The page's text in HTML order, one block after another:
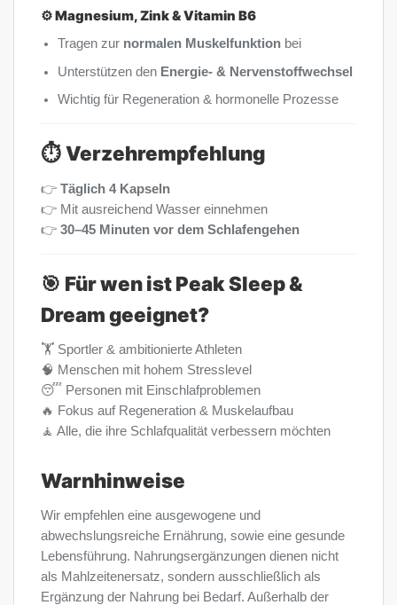
⚙️Magnesium, Zink & Vitamin B6
Tragen zur normalen Muskelfunktion bei
Unterstützen den Energie- & Nervenstoffwechsel
Wichtig für Regeneration & hormonelle Prozesse
⏱️Verzehrempfehlung
👉 Täglich 4 Kapseln
👉 Mit ausreichend Wasser einnehmen
👉 30–45 Minuten vor dem Schlafengehen
🎯 Für wen ist Peak Sleep &
Dream geeignet?
🏋️ Sportler & ambitionierte Athleten
🧠 Menschen mit hohem Stresslevel
😴 Personen mit Einschlafproblemen
🔥 Fokus auf Regeneration & Muskelaufbau
🧘 Alle, die ihre Schlafqualität verbessern möchten
Warnhinweise
Wir empfehlen eine ausgewogene und
abwechslungsreiche Ernährung, sowie eine gesunde
Lebensführung. Nahrungsergänzungen dienen nicht
als Mahlzeitenersatz, sondern ausschließlich als
Ergänzung der Nahrung bei Bedarf. Außerhalb der